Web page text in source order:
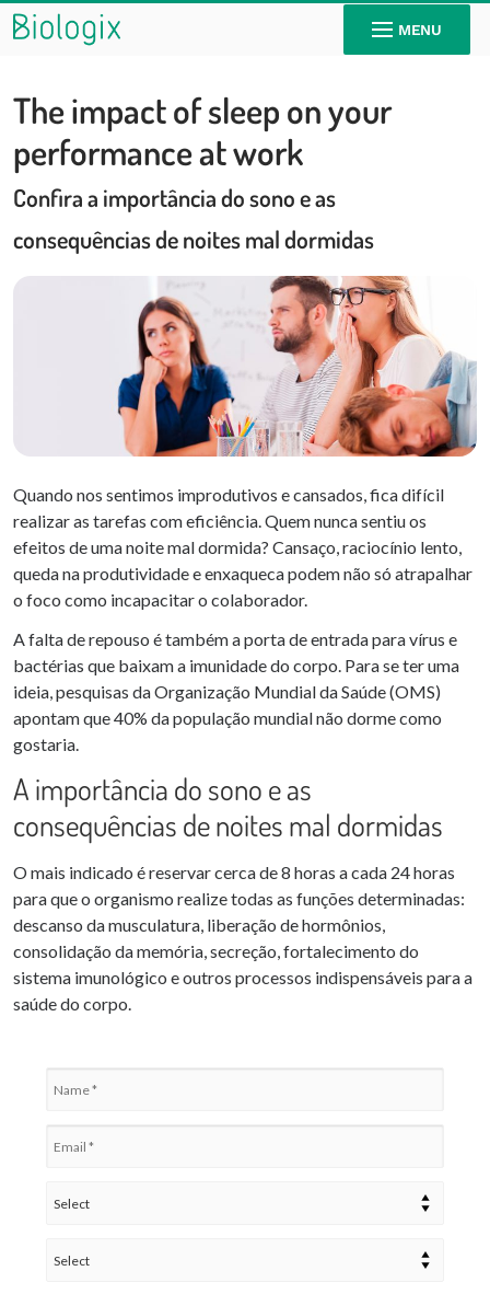
MENU
The impact of sleep on your
performance at work
Confira a importância do sono e as
consequências de noites mal dormidas
Quando nos sentimos improdutivos e cansados, fica difícil
realizar as tarefas com eficiência. Quem nunca sentiu os
efeitos de uma noite mal dormida? Cansaço, raciocínio lento,
queda na produtividade e enxaqueca podem não só atrapalhar
o foco como incapacitar o colaborador.
A falta de repouso é também a porta de entrada para vírus e
bactérias que baixam a imunidade do corpo. Para se ter uma
ideia, pesquisas da Organização Mundial da Saúde (OMS)
apontam que 40% da população mundial não dorme como
gostaria.
A importância do sono e as
consequências de noites mal dormidas
O mais indicado é reservar cerca de 8 horas a cada 24 horas
para que o organismo realize todas as funções determinadas:
descanso da musculatura, liberação de hormônios,
consolidação da memória, secreção, fortalecimento do
sistema imunológico e outros processos indispensáveis para a
saúde do corpo.